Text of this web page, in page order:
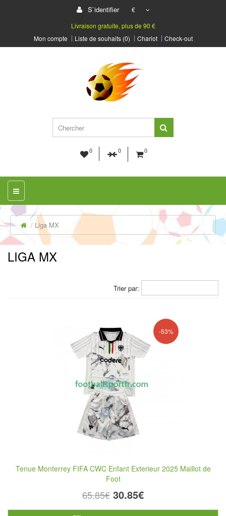
S`identifier
€
Livraison gratuite, plus de 90 €
Mon compte
Liste de souhaits (0) Chariot Check-out
0 0 0
Liga MX
LIGA MX
Trier par:
-53%
Tenue Monterrey FIFA CWC Enfant Exterieur 2025 Maillot de
Foot
65.85€ 30.85€